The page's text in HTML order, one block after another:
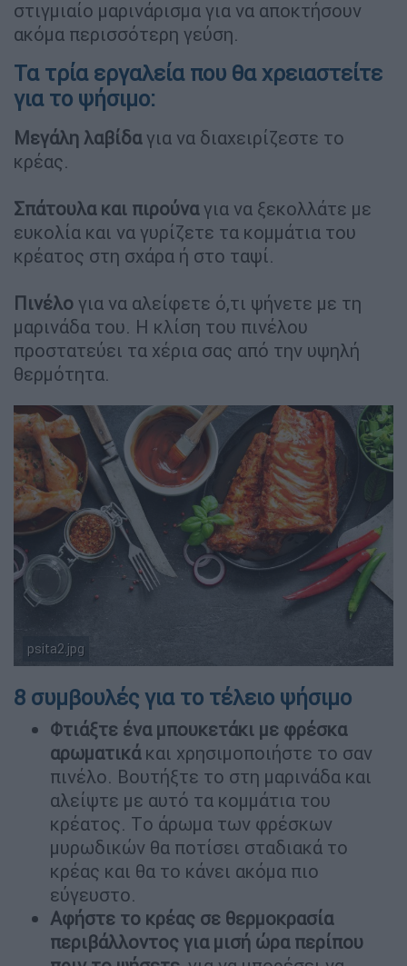
στιγμιαίο μαρινάρισμα για να αποκτήσουν
ακόμα περισσότερη γεύση.
Τα τρία εργαλεία που θα χρειαστείτε
για το ψήσιμο:
Μεγάλη λαβίδαγια να διαχειρίζεστε το
κρέας.
Σπάτουλα και πιρούναγια να ξεκολλάτε με
ευκολία και να γυρίζετε τα κομμάτια του
κρέατος στη σχάρα ή στο ταψί.
Πινέλο για να αλείφετε ό,τι ψήνετε με τη
μαρινάδα του. Η κλίση του πινέλου
προστατεύει τα χέρια σας από την υψηλή
θερμότητα.
psita2.jpg
8 συμβουλές για το τέλειο ψήσιμο
Φτιάξτε ένα μπουκετάκι με φρέσκα
αρωματικάκαι χρησιμοποιήστε το σαν
πινέλο. Βουτήξτε το στη μαρινάδα και
αλείψτε με αυτό τα κομμάτια του
κρέατος. Tο άρωμα των φρέσκων
μυρωδικών θα ποτίσει σταδιακά το
κρέας και θα το κάνει ακόμα πιο
εύγευστο.
Αφήστε το κρέας σε θερμοκρασία
περιβάλλοντος για μισή ώρα περίπου